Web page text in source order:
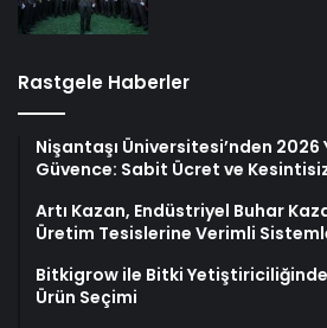
Rastgele Haberler
Nişantaşı Üniversitesi’nden 2026
Güvence: Sabit Ücret ve
Artı Kazan, Endüstriyel Buhar
Üretim Tesislerine Verimli
Bitkigrow ile Bitki
Ürün Seçimi